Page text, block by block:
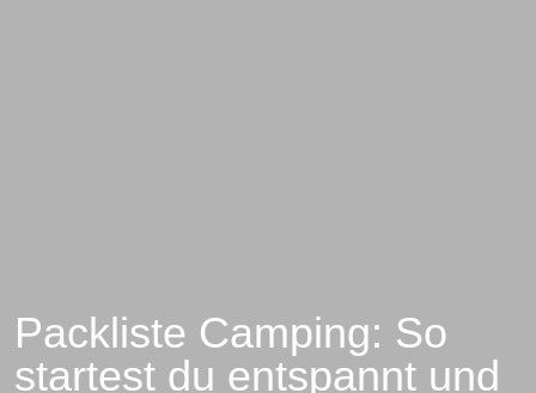
Packliste Camping: So
startest du entspannt und